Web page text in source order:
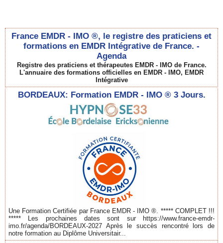
France EMDR - IMO ®, le registre des praticiens et
formations en EMDR Intégrative de France. -
Agenda
Registre des praticiens et thérapeutes EMDR - IMO de France.
L'annuaire des formations officielles en EMDR - IMO, EMDR
Intégrative
BORDEAUX: Formation EMDR - IMO ® 3 Jours.
Une Formation Certifiée par France EMDR - IMO ®. ***** COMPLET !!!
***** Les prochaines dates sont sur https://www.france-emdr-
imo.fr/agenda/BORDEAUX-2027 Après le succès rencontré lors de
notre formation au Diplôme Universitair...